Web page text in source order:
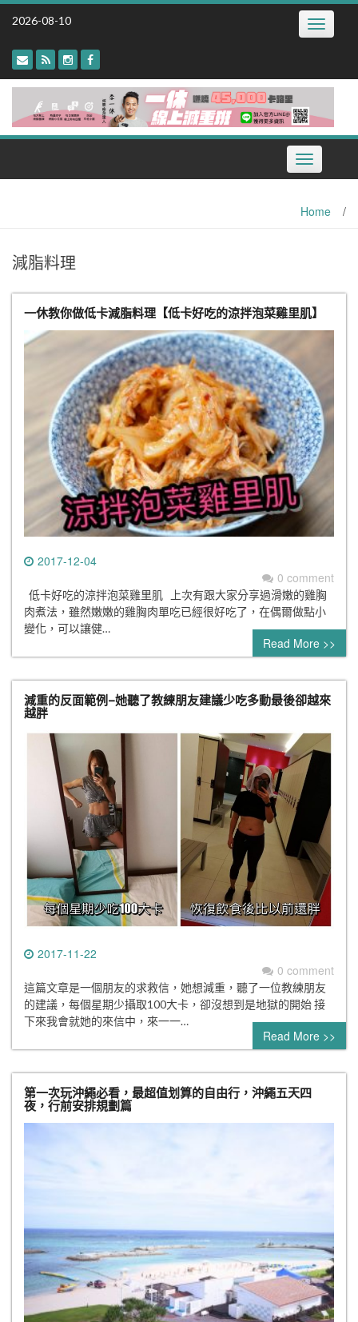
Skip
2026-08-10 Toggle
Toggle
navigation
Home /
減脂料理
一休教你做低卡減脂料理【低卡好吃的涼拌泡菜雞里肌】
2017-12-04
0 comment
低卡好吃的涼拌泡菜雞里肌 上次有跟大家分享過滑嫩的雞胸
肉煮法，雖然嫩嫩的雞胸肉單吃已經很好吃了，在偶爾做點小
變化，可以讓健…
Read More >>
減重的反面範例–她聽了教練朋友建議少吃多動最後卻越來
越胖
2017-11-22
0 comment
這篇文章是一個朋友的求救信，她想減重，聽了一位教練朋友
的建議，每個星期少攝取100大卡，卻沒想到是地獄的開始 接
下來我會就她的來信中，來一一…
Read More >>
第一次玩沖繩必看，最超值划算的自由行，沖繩五天四
夜，行前安排規劃篇